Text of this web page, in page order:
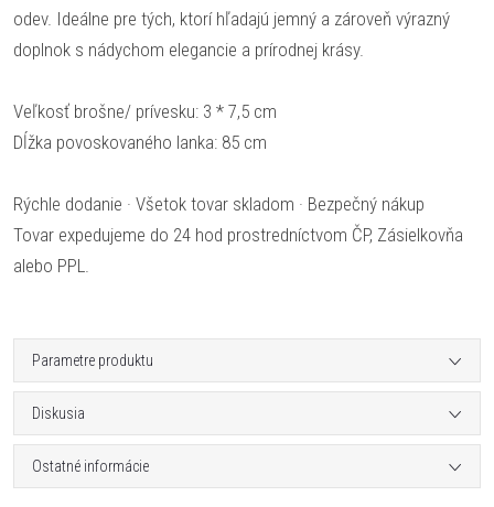
odev. Ideálne pre tých, ktorí hľadajú jemný a zároveň výrazný
doplnok s nádychom elegancie a prírodnej krásy.
Veľkosť brošne/ prívesku: 3 * 7,5 cm
Dĺžka povoskovaného lanka: 85 cm
Rýchle dodanie · Všetok tovar skladom · Bezpečný nákup
Tovar expedujeme do 24 hod prostredníctvom ČP, Zásielkovňa
alebo PPL.
Parametre produktu
Diskusia
Ostatné informácie